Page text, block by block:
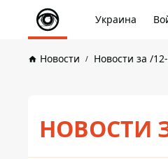
Украина
Новости Новости за /
НОВОСТИ